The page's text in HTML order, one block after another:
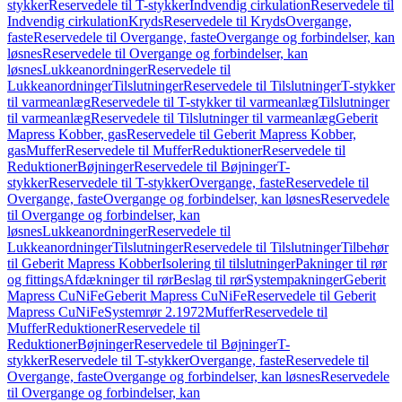
stykkerReservedele til T-stykkerIndvendig cirkulationReservedele til
Indvendig cirkulationKrydsReservedele til KrydsOvergange,
fasteReservedele til Overgange, fasteOvergange og forbindelser, kan
løsnesReservedele til Overgange og forbindelser, kan
løsnesLukkeanordningerReservedele til
LukkeanordningerTilslutningerReservedele til TilslutningerT-stykker
til varmeanlægReservedele til T-stykker til varmeanlægTilslutninger
til varmeanlægReservedele til Tilslutninger til varmeanlægGeberit
Mapress Kobber, gasReservedele til Geberit Mapress Kobber,
gasMufferReservedele til MufferReduktionerReservedele til
ReduktionerBøjningerReservedele til BøjningerT-
stykkerReservedele til T-stykkerOvergange, fasteReservedele til
Overgange, fasteOvergange og forbindelser, kan løsnesReservedele
til Overgange og forbindelser, kan
løsnesLukkeanordningerReservedele til
LukkeanordningerTilslutningerReservedele til TilslutningerTilbehør
til Geberit Mapress KobberIsolering til tilslutningerPakninger til rør
og fittingsAfdækninger til rørBeslag til rørSystempakningerGeberit
Mapress CuNiFeGeberit Mapress CuNiFeReservedele til Geberit
Mapress CuNiFeSystemrør 2.1972MufferReservedele til
MufferReduktionerReservedele til
ReduktionerBøjningerReservedele til BøjningerT-
stykkerReservedele til T-stykkerOvergange, fasteReservedele til
Overgange, fasteOvergange og forbindelser, kan løsnesReservedele
til Overgange og forbindelser, kan